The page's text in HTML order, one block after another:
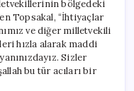
bölgedeki
Topsakal, “İhtiyaçlar
ve diğer milletvekili
hızla alarak maddi
Sizler
bu tür acıları bir